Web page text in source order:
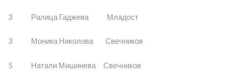
3 Ралица Гаджева Младост
3 Моника Николова Свечников
5 Натали Мишинева Свечников